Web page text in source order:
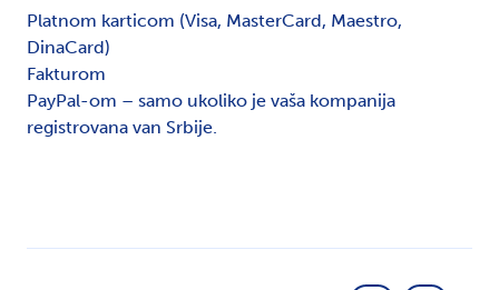
Platnom karticom (Visa, MasterCard, Maestro,
DinaCard)
Fakturom
PayPal-om – samo ukoliko je vaša kompanija
registrovana van Srbije.